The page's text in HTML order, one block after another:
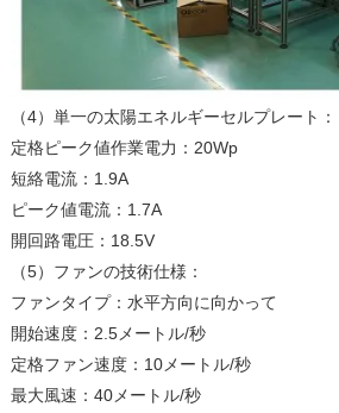
（4）単一の太陽エネルギーセルプレート：
定格ピーク値作業電力：20Wp
短絡電流：1.9A
ピーク値電流：1.7A
開回路電圧：18.5V
（5）ファンの技術仕様：
ファンタイプ：水平方向に向かって
開始速度：2.5メートル/秒
定格ファン速度：10メートル/秒
最大風速：40メートル/秒